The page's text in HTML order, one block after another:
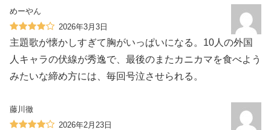
めーやん
2026年3月3日
主題歌が懐かしすぎて胸がいっぱいになる。10人の外国
人キャラの伏線が秀逸で、最後のまたカニカマを食べよう
みたいな締め方には、毎回号泣させられる。
藤川徹
2026年2月23日